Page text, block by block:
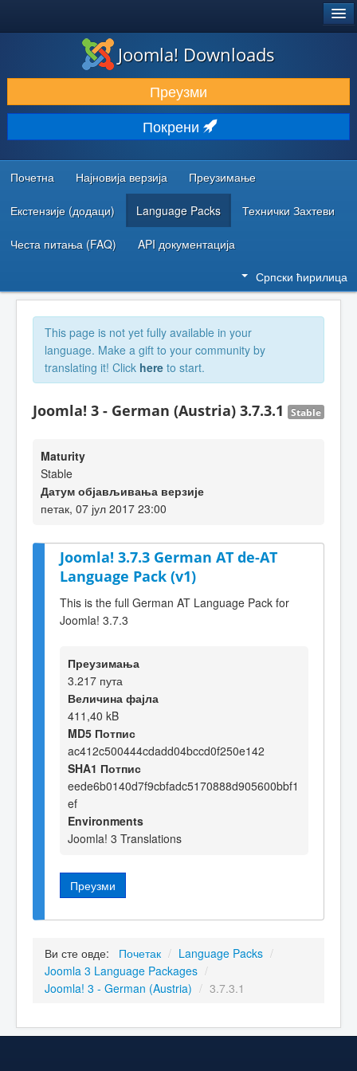
ПРЕУЗИМАЊЕ И ПРОШИРЕЊА (ЕКСТЕНЗИЈЕ)
ОТКРИЈТЕ И НАУЧИТЕ
ЗАЈЕДНИЦА И ПОДРШКА
РЕСУРСИ ЗА РАЗВОЈ
Joomla! Downloads
Преузми
Покрени
Почетна Најновија верзија Преузимање
Екстензије (додаци) Language Packs Технички Захтеви
Честа питања (FAQ) API документација
Српски ћирилица
This page is not yet fully available in your
language. Make a gift to your community by
translating it! Click here to start.
Joomla! 3 - German (Austria) 3.7.3.1 Stable
Maturity
Stable
Датум објављивања верзије
петак, 07 јул 2017 23:00
Joomla! 3.7.3 German AT de-AT
Language Pack (v1)
This is the full German AT Language Pack for
Joomla! 3.7.3
Преузимања
3.217 пута
Величина фајла
411,40 kB
MD5 Потпис
ac412c500444cdadd04bccd0f250e142
SHA1 Потпис
eede6b0140d7f9cbfadc5170888d905600bbf1
ef
Environments
Joomla! 3 Translations
Преузми
Ви сте овде: Почетак / Language Packs /
Joomla 3 Language Packages /
Joomla! 3 - German (Austria) / 3.7.3.1